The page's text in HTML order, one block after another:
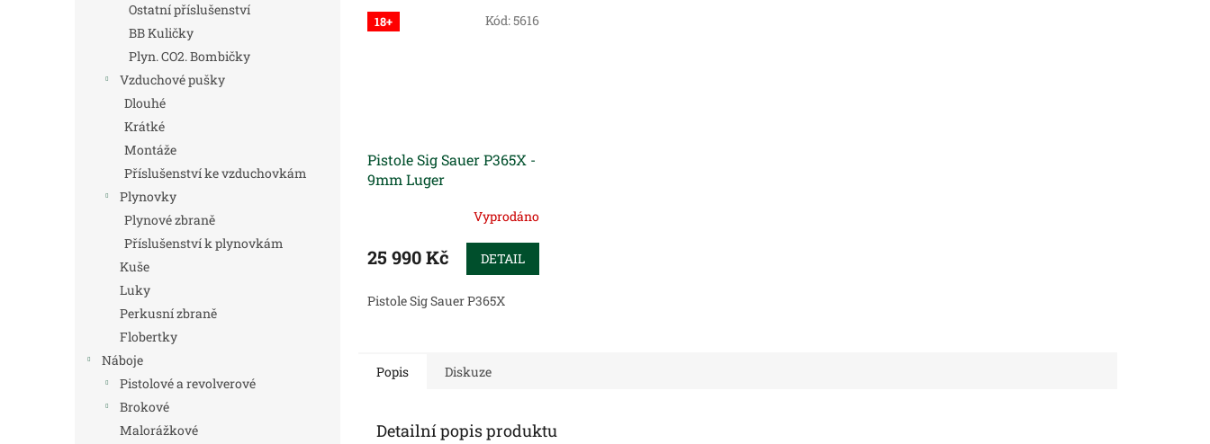
Ostatní příslušenství
BB Kuličky
Plyn. CO2. Bombičky
Vzduchové pušky
Dlouhé
Krátké
Montáže
Příslušenství ke vzduchovkám
Plynovky
Plynové zbraně
Příslušenství k plynovkám
Kuše
Luky
Perkusní zbraně
Flobertky
Náboje
Pistolové a revolverové
Brokové
Malorážkové
18+
Pistole Sig Sauer P365X -
9mm Luger
Vyprodáno
25 990 Kč DETAIL
Pistole Sig Sauer P365X
Kód:5616
Popis Diskuze
Detailní popis produktu